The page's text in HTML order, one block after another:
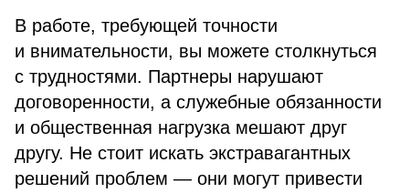
В работе, требующей точности
и внимательности, вы можете столкнуться
с трудностями. Партнеры нарушают
договоренности, а служебные обязанности
и общественная нагрузка мешают друг
другу. Не стоит искать экстравагантных
решений проблем — они могут привести